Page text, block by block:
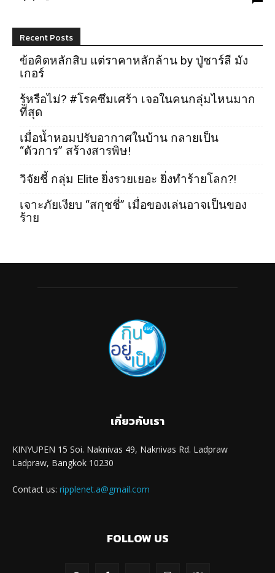
Recent Posts
ข้อคิดหลักสิบ แต่ราคาหลักล้าน by ปู่ชาร์ลี มัง
เกอร์
รู้หรือไม่? #โรคซึมเศร้า เจอในคนกลุ่มไหนมาก
ที่สุด
เมื่อน้ำหอมปรับอากาศในบ้าน กลายเป็น
“ตัวการ” สร้างสารพิษ!
วิจัยชี้ กลุ่ม Elite ยิ่งรวยเยอะ ยิ่งทำร้ายโลก?!
เจาะภัยเงียบ “สกุชชี่” เมื่อของเล่นอาจเป็นของ
ร้าย
เกี่ยวกับเรา
KINYUPEN 15 Soi. Naknivas 49, Naknivas Rd. Ladpraw
Ladpraw, Bangkok 10230
Contact us: ripplenet.a@gmail.com
FOLLOW US